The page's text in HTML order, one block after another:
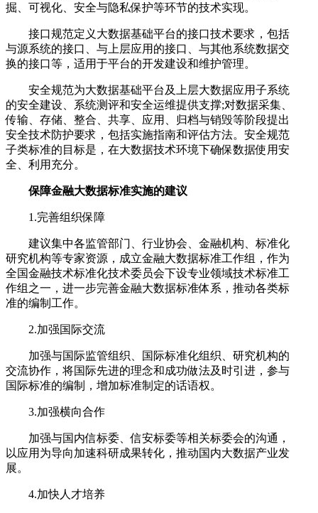
掘、可视化、安全与隐私保护等环节的技术实现。
接口规范定义大数据基础平台的接口技术要求，包括
与源系统的接口、与上层应用的接口、与其他系统数据交
换的接口等，适用于平台的开发建设和维护管理。
安全规范为大数据基础平台及上层大数据应用子系统
的安全建设、系统测评和安全运维提供支撑;对数据采集、
传输、存储、整合、共享、应用、归档与销毁等阶段提出
安全技术防护要求，包括实施指南和评估方法。安全规范
子类标准的目标是，在大数据技术环境下确保数据使用安
全、利用充分。
保障金融大数据标准实施的建议
1.完善组织保障
建议集中各监管部门、行业协会、金融机构、标准化
研究机构等专家资源，成立金融大数据标准工作组，作为
全国金融技术标准化技术委员会下设专业领域技术标准工
作组之一，进一步完善金融大数据标准体系，推动各类标
准的编制工作。
2.加强国际交流
加强与国际监管组织、国际标准化组织、研究机构的
交流协作，将国际先进的理念和成功做法及时引进，参与
国际标准的编制，增加标准制定的话语权。
3.加强横向合作
‍加强与国内信标委、信安标委等相关标委会的沟通，
以应用为导向加速科研成果转化，推动国内大数据产业发
展。
4.加快人才培养